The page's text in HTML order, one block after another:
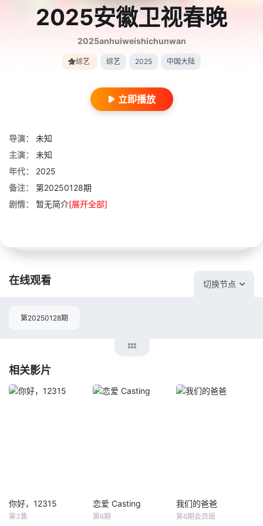
2025安徽卫视春晚
2025anhuiweishichunwan
综艺 综艺 2025 中国大陆
立即播放
导演：
未知
主演：
未知
年代：
2025
备注：
第20250128期
剧情：
暂无简介[展开全部]
在线观看 切换节点
第20250128期
相关影片
你好，12315
你好，12315
第3集
恋爱 Casting
恋爱 Casting
第6期
我们的爸爸
我们的爸爸
第6期会员版